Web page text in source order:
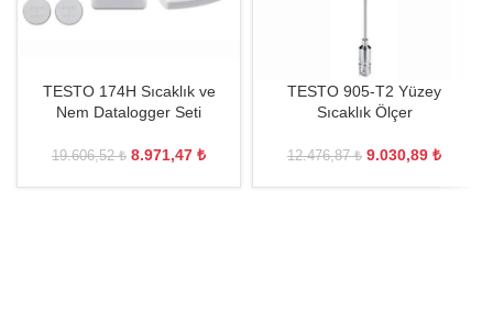
TESTO 174H Sıcaklık ve
Nem Datalogger Seti
19.606,52₺ 8.971,47 ₺
TESTO 905-T2 Yüzey
Sıcaklık Ölçer
12.476,87₺ 9.030,89 ₺